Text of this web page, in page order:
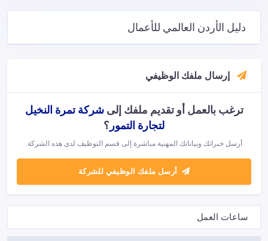
دليل الأردن العالمي للأعمال
إرسال ملفك الوظيفي
ترغب بالعمل أو تقديم ملفك إلىشركة تمرة النخيل
لتجارة التمور ؟
أرسل خبراتك وبياناتك المهنية مباشرة إلى قسم التوظيف لدى هذه الشركة.
أرسل ملفك الوظيفي للشركة
ساعات العمل